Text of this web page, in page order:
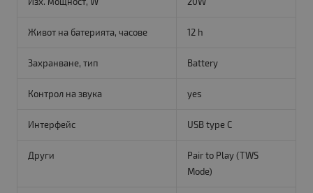
Живот на батерията, часове 12 h
Захранване, тип Battery
Контрол на звука yes
Интерфейс USB type C
Други
Pair to Play (TWS
Mode)